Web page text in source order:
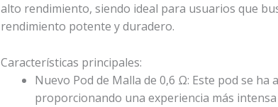
alto rendimiento, siendo ideal para usuarios que
rendimiento potente y duradero.
Características principales:
Nuevo Pod de Malla de 0,6 Ω: Este pod se ha
proporcionando una experiencia más